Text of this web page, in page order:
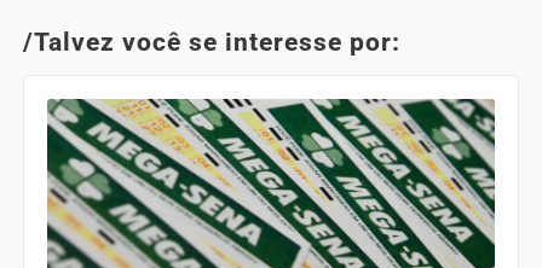
/Talvez você se interesse por: